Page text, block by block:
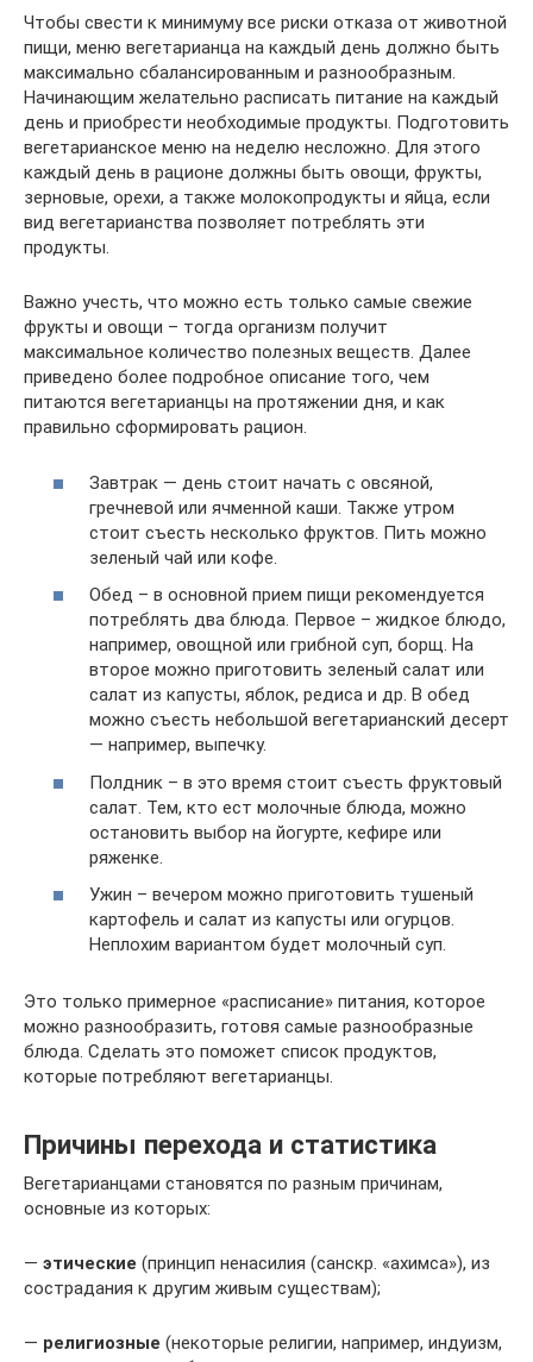
Чтобы свести к минимуму все риски отказа от животной
пищи, меню вегетарианца на каждый день должно быть
максимально сбалансированным и разнообразным.
Начинающим желательно расписать питание на каждый
день и приобрести необходимые продукты. Подготовить
вегетарианское меню на неделю несложно. Для этого
каждый день в рационе должны быть овощи, фрукты,
зерновые, орехи, а также молокопродукты и яйца, если
вид вегетарианства позволяет потреблять эти
продукты.
Важно учесть, что можно есть только самые свежие
фрукты и овощи – тогда организм получит
максимальное количество полезных веществ. Далее
приведено более подробное описание того, чем
питаются вегетарианцы на протяжении дня, и как
правильно сформировать рацион.
Завтрак — день стоит начать с овсяной,
гречневой или ячменной каши. Также утром
стоит съесть несколько фруктов. Пить можно
зеленый чай или кофе.
Обед – в основной прием пищи рекомендуется
потреблять два блюда. Первое – жидкое блюдо,
например, овощной или грибной суп, борщ. На
второе можно приготовить зеленый салат или
салат из капусты, яблок, редиса и др. В обед
можно съесть небольшой вегетарианский десерт
— например, выпечку.
Полдник – в это время стоит съесть фруктовый
салат. Тем, кто ест молочные блюда, можно
остановить выбор на йогурте, кефире или
ряженке.
Ужин – вечером можно приготовить тушеный
картофель и салат из капусты или огурцов.
Неплохим вариантом будет молочный суп.
Это только примерное «расписание» питания, которое
можно разнообразить, готовя самые разнообразные
блюда. Сделать это поможет список продуктов,
которые потребляют вегетарианцы.
Причины перехода и статистика
Вегетарианцами становятся по разным причинам,
основные из которых:
— этические (принцип ненасилия (санскр. «ахимса»), из
сострадания к другим живым существам);
— религиозные (некоторые религии, например, индуизм,